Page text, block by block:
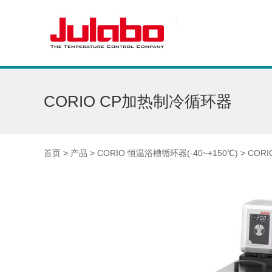
CORIO CP加热制冷循环器
首页 > 产品 > CORIO 恒温浴槽循环器(-40~+150℃) >